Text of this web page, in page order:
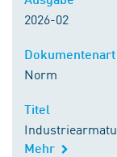
2026-02
Norm
Mehr